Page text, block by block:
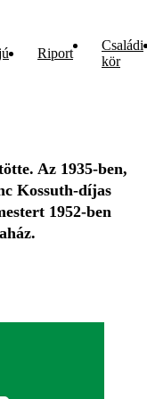
Riport
Családi
kör
Az 1935-ben,
Kossuth-díjas
1952-ben